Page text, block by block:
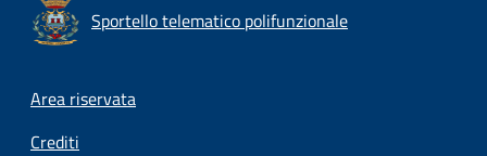
Sportello telematico polifunzionale
Footer menu
Area riservata
Crediti